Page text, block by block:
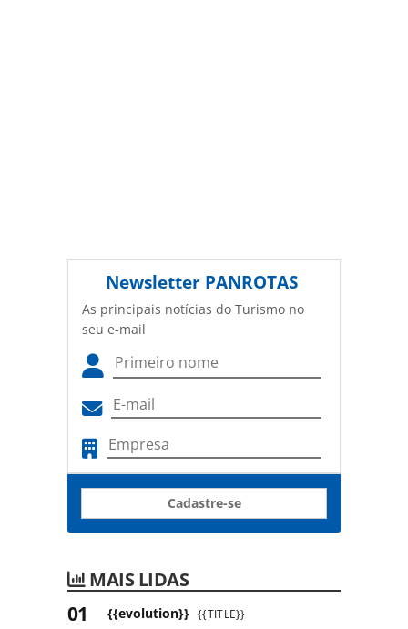
Newsletter PANROTAS
As principais notícias do Turismo no
seu e-mail
Cadastre-se
MAIS LIDAS
{{evolution}} {{TITLE}}